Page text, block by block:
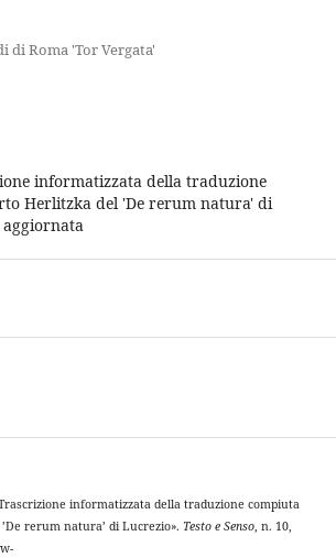
di Roma 'Tor Vergata'
informatizzata della traduzione
Herlitzka del 'De rerum natura' di
aggiornata
informatizzata della traduzione compiuta
rerum natura’ di Lucrezio». Testo e Senso, n. 10,